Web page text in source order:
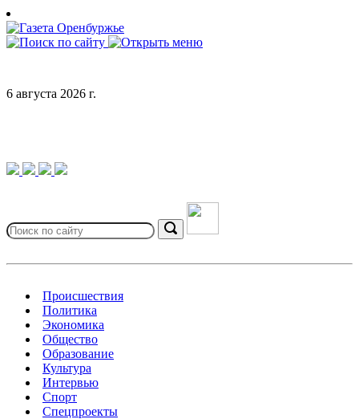
Skip
to
content
6 августа 2026 г.
for:
Search
Происшествия
Политика
Экономика
Общество
Образование
Культура
Интервью
Спорт
Спецпроекты